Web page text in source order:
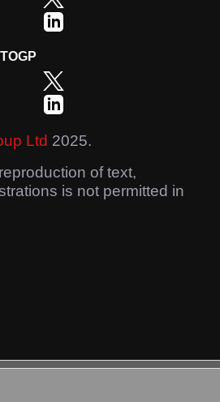
Ltd 2025.
of text,
is not permitted in